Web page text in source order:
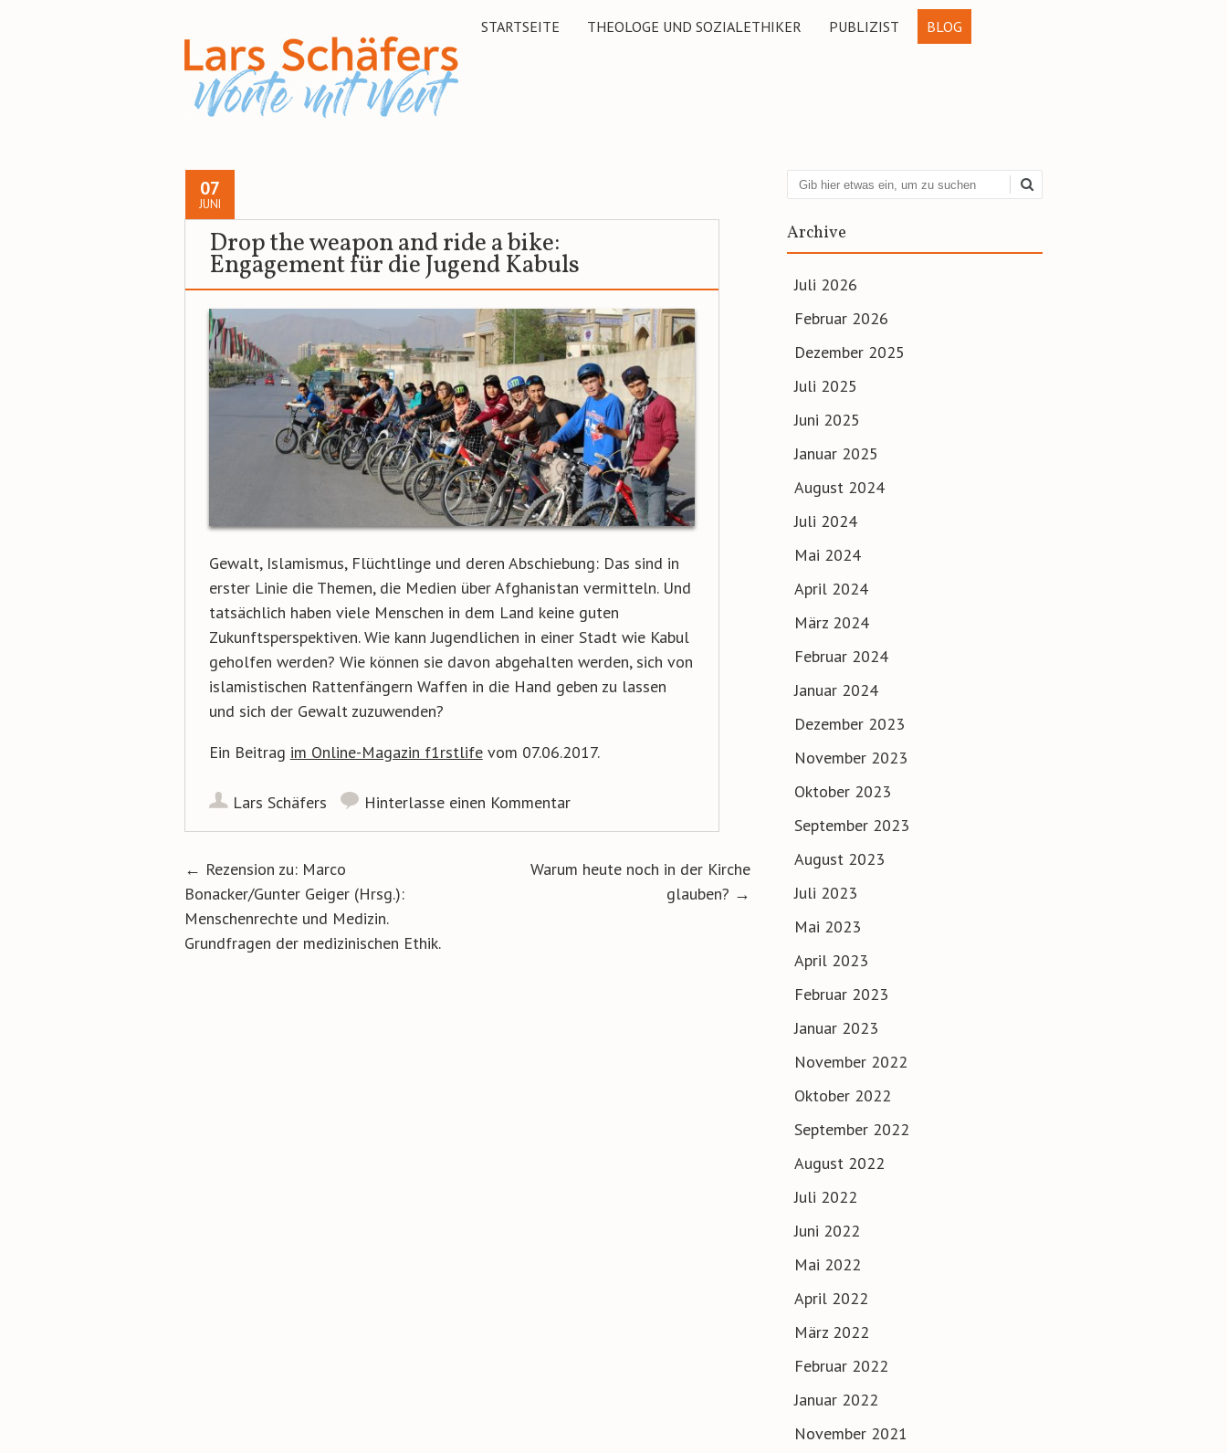
STARTSEITE THEOLOGE UND SOZIALETHIKER PUBLIZIST BLOG
07
JUNI
Drop the weapon and ride a bike:
Engagement für die Jugend Kabuls
Gewalt, Islamismus, Flüchtlinge und deren Abschiebung: Das sind in
erster Linie die Themen, die Medien über Afghanistan vermitteln. Und
tatsächlich haben viele Menschen in dem Land keine guten
Zukunftsperspektiven. Wie kann Jugendlichen in einer Stadt wie Kabul
geholfen werden? Wie können sie davon abgehalten werden, sich von
islamistischen Rattenfängern Waffen in die Hand geben zu lassen
und sich der Gewalt zuzuwenden?
Ein Beitrag im Online-Magazin f1rstlifevom 07.06.2017.
Lars Schäfers Hinterlasse einen Kommentar
Artikel-Navigation
← Rezension zu: Marco
Bonacker/Gunter Geiger (Hrsg.):
Menschenrechte und Medizin.
Grundfragen der medizinischen Ethik.
Warum heute noch in der Kirche
glauben? →
Suchen
Archive
Juli 2026
Februar 2026
Dezember 2025
Juli 2025
Juni 2025
Januar 2025
August 2024
Juli 2024
Mai 2024
April 2024
März 2024
Februar 2024
Januar 2024
Dezember 2023
November 2023
Oktober 2023
September 2023
August 2023
Juli 2023
Mai 2023
April 2023
Februar 2023
Januar 2023
November 2022
Oktober 2022
September 2022
August 2022
Juli 2022
Juni 2022
Mai 2022
April 2022
März 2022
Februar 2022
Januar 2022
November 2021